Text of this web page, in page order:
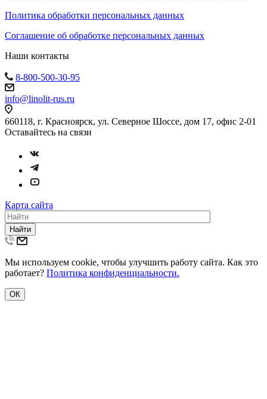
Политика обработки персональных данных
Соглашение об обработке персональных данных
Наши контакты
8-800-500-30-95
info@linolit-rus.ru
660118, г. Красноярск, ул. Северное Шоссе, дом 17, офис 2-01
Оставайтесь на связи
Карта сайта
Найти
Мы используем cookie, чтобы улучшить работу сайта. Как это
работает? Политика конфиденциальности.
ОК